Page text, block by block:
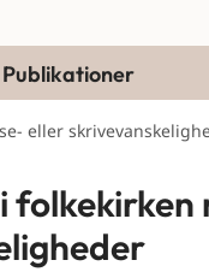
Publikationer
eller